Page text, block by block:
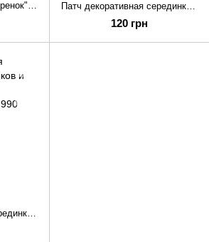
120 грн
Патч декоративная серединка для бантиков и заколок. "Зайка с морковкой", 20 шт. ()